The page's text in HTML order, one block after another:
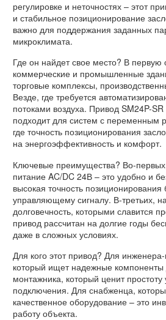
регулировке и неточностях – этот
и стабильное позиционирование
важно для поддержания заданных
микроклимата.
Где он найдет свое место? В первую
коммерческие и промышленные
торговые комплексы,
Везде, где требуется
потоками воздуха. Привод SM24P-
подходит для систем с переменным
где точность позиционирования
на энергоэффективность и комфорт.
Ключевые преимущества? Во-
питание AC/DC 24В – это удобно и
высокая точность
управляющему сигналу. В-третьих,
долговечность, которыми славится
привод рассчитан на долгие годы
даже в сложных условиях.
Для кого этот привод? Для
который ищет надежные компоненты
монтажника, который ценит простоту
подключения. Для снабженца,
качественное оборудование – это
работу объекта.